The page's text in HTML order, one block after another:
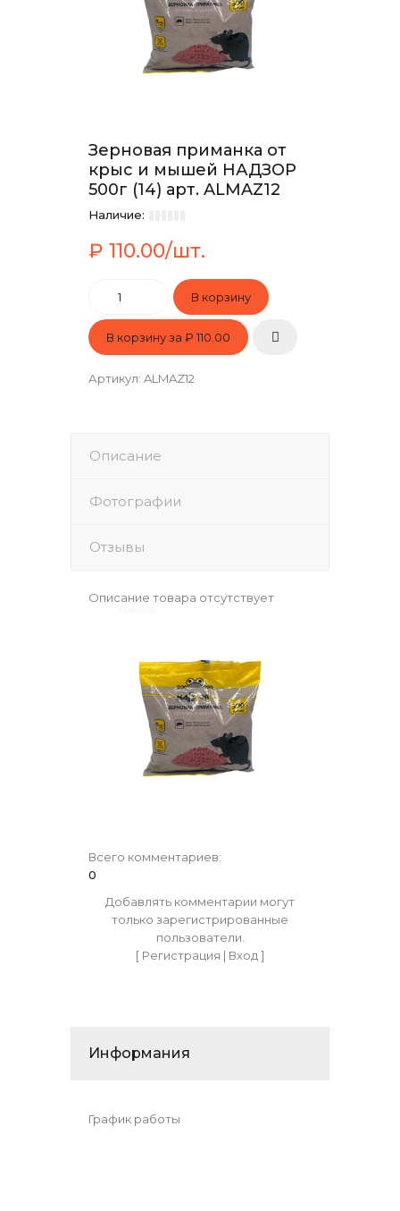
Зерновая приманка от
крыс и мышей НАДЗОР
500г (14) арт. ALMAZ12
Наличие:
₽ 110.00/шт.
В корзину за ₽ 110.00
Артикул: ALMAZ12
Описание
Фотографии
Отзывы
Описание товара отсутствует
Всего комментариев:
0
Добавлять комментарии могут
только зарегистрированные
пользователи.
[ Регистрация | Вход]
Информания
График работы